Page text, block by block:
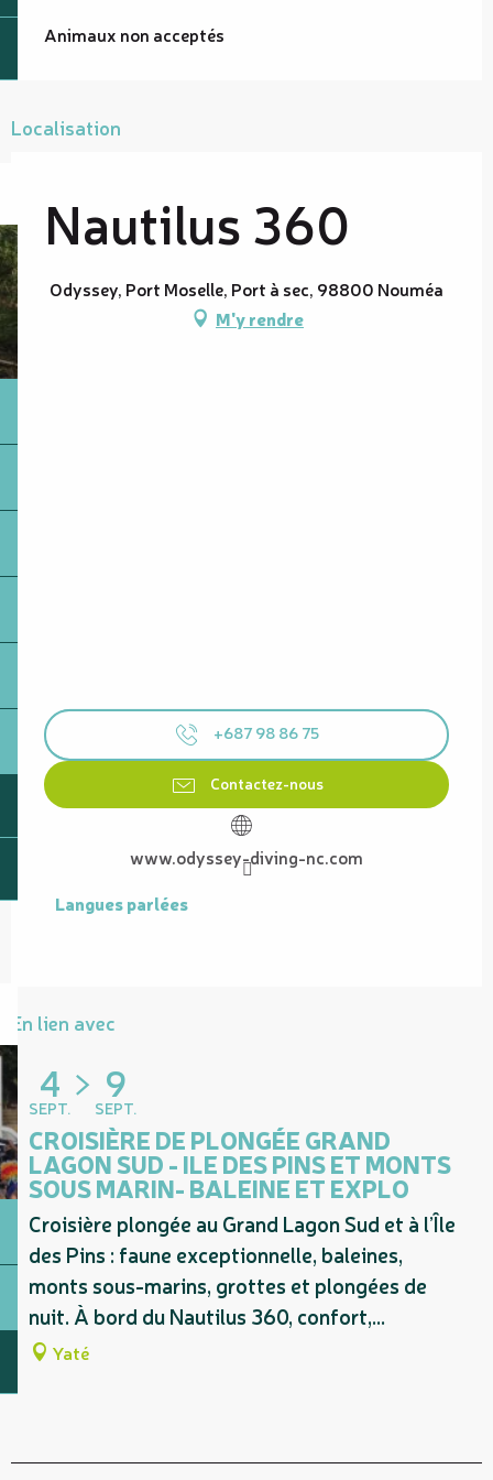
Animaux non acceptés
Localisation
Nautilus 360
Odyssey, Port Moselle, Port à sec, 98800 Nouméa
M'y rendre
+687 98 86 75
Contactez-nous
www.odyssey-diving-nc.com
Langues parlées
Langues parlées
En lien avec
4
SEPT.
9
SEPT.
CROISIÈRE DE PLONGÉE GRAND
LAGON SUD - ILE DES PINS ET MONTS
SOUS MARIN- BALEINE ET EXPLO
Croisière plongée au Grand Lagon Sud et à l’Île
des Pins : faune exceptionnelle, baleines,
monts sous-marins, grottes et plongées de
nuit. À bord du Nautilus 360, confort,...
Yaté